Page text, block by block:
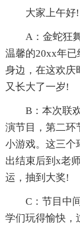
大家上午好!
A：金蛇狂
温馨的20xx年
身边，在这欢庆
又长大了一岁!
B：本次联
演节目，第二环
小游戏。这三个
出结束后到x老
运，抽到大奖!
C：节目中
学们玩得愉快，